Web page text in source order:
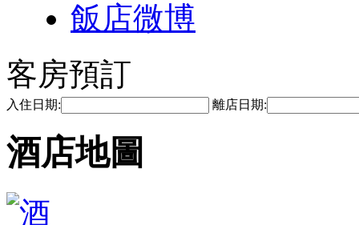
飯店微博
客房預訂
入住日期: 離店日期:
酒店地圖